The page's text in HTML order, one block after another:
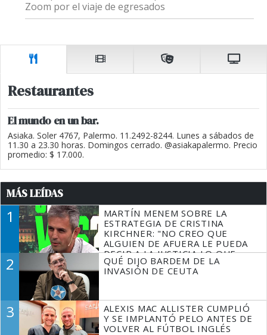
Zoom por el viaje de egresados
Restaurantes
El mundo en un bar.
Asiaka. Soler 4767, Palermo. 11.2492-8244. Lunes a sábados de
11.30 a 23.30 horas. Domingos cerrado. @asiakapalermo. Precio
promedio: $ 17.000.
MÁS LEÍDAS
1
MARTÍN MENEM SOBRE LA
ESTRATEGIA DE CRISTINA
KIRCHNER: "NO CREO QUE
ALGUIEN DE AFUERA LE PUEDA
DECIR A LA JUSTICIA LO QUE
TIENE QUE HACER"
2
QUÉ DIJO BARDEM DE LA
INVASIÓN DE CEUTA
3
ALEXIS MAC ALLISTER CUMPLIÓ
Y SE IMPLANTÓ PELO ANTES DE
VOLVER AL FÚTBOL INGLÉS